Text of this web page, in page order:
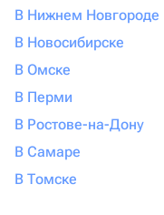
В Нижнем Новгороде
В Новосибирске
В Омске
В Перми
В Ростове-на-Дону
В Самаре
В Томске